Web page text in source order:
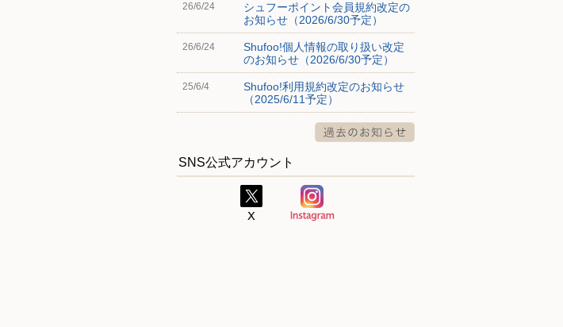
26/6/24
シュフーポイント会員規約改定の
お知らせ（2026/6/30予定）
26/6/24
Shufoo!個人情報の取り扱い改定
のお知らせ（2026/6/30予定）
25/6/4
Shufoo!利用規約改定のお知らせ
（2025/6/11予定）
SNS公式アカウント